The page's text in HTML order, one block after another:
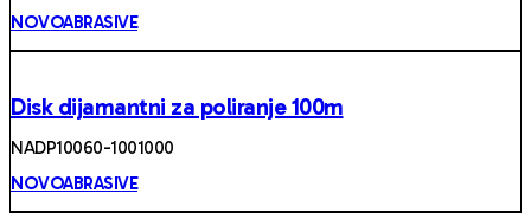
NOVOABRASIVE
Disk dijamantni za poliranje 100m
NADP10060-1001000
NOVOABRASIVE